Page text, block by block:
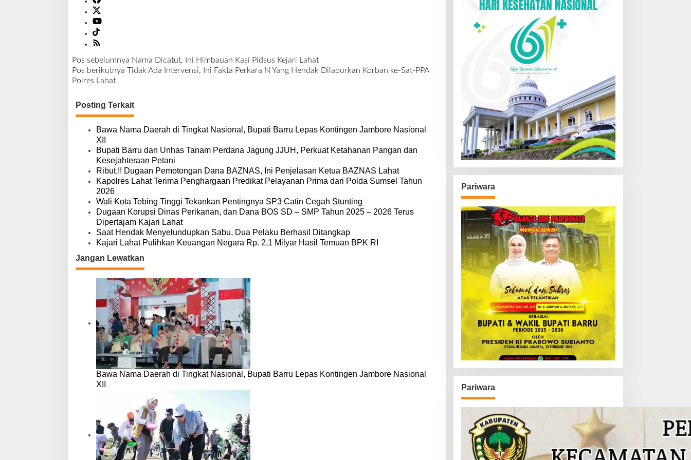
N
a
g
Pos sebelumnya Nama Dicatut, Ini Himbauan Kasi Pidsus Kejari Lahat
Pos berikutnya Tidak Ada Intervensi, Ini Fakta Perkara N Yang Hendak Dilaporkan Korban ke-Sat-PPA
Polres Lahat
Posting Terkait
Bawa Nama Daerah di Tingkat Nasional, Bupati Barru Lepas Kontingen Jambore Nasional
XII
Bupati Barru dan Unhas Tanam Perdana Jagung JJUH, Perkuat Ketahanan Pangan dan
Kesejahteraan Petani
Ribut.!! Dugaan Pemotongan Dana BAZNAS, Ini Penjelasan Ketua BAZNAS Lahat
Kapolres Lahat Terima Penghargaan Predikat Pelayanan Prima dari Polda Sumsel Tahun
2026
Wali Kota Tebing Tinggi Tekankan Pentingnya SP3 Catin Cegah Stunting
Dugaan Korupsi Dinas Perikanan, dan Dana BOS SD – SMP Tahun 2025 – 2026 Terus
Dipertajam Kajari Lahat
Saat Hendak Menyelundupkan Sabu, Dua Pelaku Berhasil Ditangkap
Kajari Lahat Pulihkan Keuangan Negara Rp. 2,1 Milyar Hasil Temuan BPK RI
Jangan Lewatkan
Bawa Nama Daerah di Tingkat Nasional, Bupati Barru Lepas Kontingen Jambore Nasional
XII
Pariwara
Pariwara